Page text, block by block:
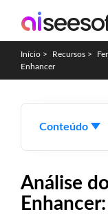
Início > Recursos >
Enhancer
Conteúdo
Análise